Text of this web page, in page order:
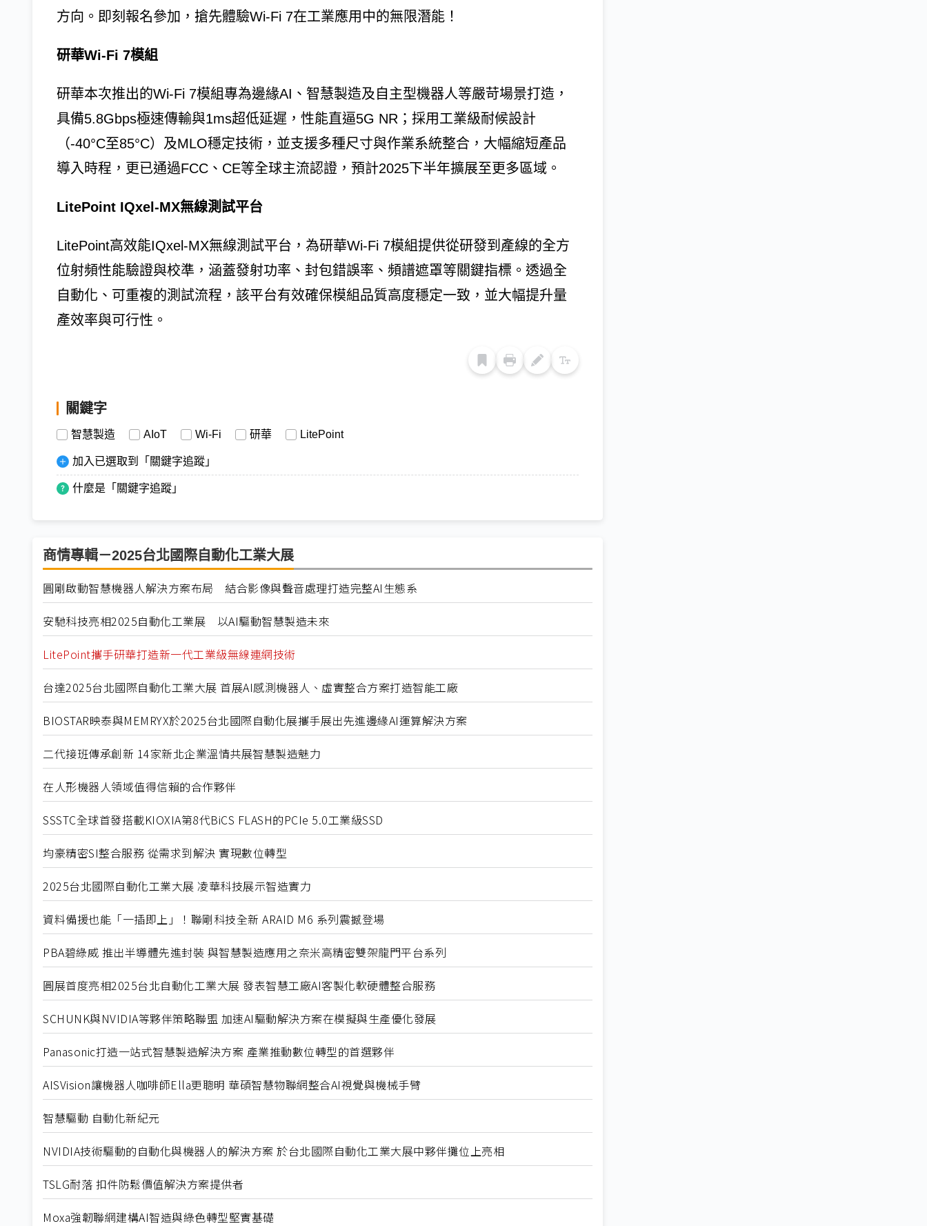
方向。即刻報名參加，搶先體驗Wi-Fi 7在工業應用中的無限潛能！
研華Wi-Fi 7模組
研華本次推出的Wi-Fi 7模組專為邊緣AI、智慧製造及自主型機器人等嚴苛場景打造，
具備5.8Gbps極速傳輸與1ms超低延遲，性能直逼5G NR；採用工業級耐候設計
（-40°C至85°C）及MLO穩定技術，並支援多種尺寸與作業系統整合，大幅縮短產品
導入時程，更已通過FCC、CE等全球主流認證，預計2025下半年擴展至更多區域。
LitePoint IQxel-MX無線測試平台
LitePoint高效能IQxel-MX無線測試平台，為研華Wi-Fi 7模組提供從研發到產線的全方
位射頻性能驗證與校準，涵蓋發射功率、封包錯誤率、頻譜遮罩等關鍵指標。透過全
自動化、可重複的測試流程，該平台有效確保模組品質高度穩定一致，並大幅提升量
產效率與可行性。
關鍵字
智慧製造 AIoT Wi-Fi 研華 LitePoint
加入已選取到「關鍵字追蹤」
什麼是「關鍵字追蹤」
商情專輯－2025台北國際自動化工業大展
圓剛啟動智慧機器人解決方案布局 結合影像與聲音處理打造完整AI生態系
安馳科技亮相2025自動化工業展 以AI驅動智慧製造未來
LitePoint攜手研華打造新一代工業級無線連網技術
台達2025台北國際自動化工業大展 首展AI感測機器人、虛實整合方案打造智能工廠
BIOSTAR映泰與MEMRYX於2025台北國際自動化展攜手展出先進邊緣AI運算解決方案
二代接班傳承創新 14家新北企業溫情共展智慧製造魅力
在人形機器人領域值得信賴的合作夥伴
SSSTC全球首發搭載KIOXIA第8代BiCS FLASH的PCIe 5.0工業級SSD
均豪精密SI整合服務 從需求到解決 實現數位轉型
2025台北國際自動化工業大展 凌華科技展示智造實力
資料備援也能「一插即上」！聯剛科技全新 ARAID M6 系列震撼登場
PBA碧綠威 推出半導體先進封裝 與智慧製造應用之奈米高精密雙架龍門平台系列
圓展首度亮相2025台北自動化工業大展 發表智慧工廠AI客製化軟硬體整合服務
SCHUNK與NVIDIA等夥伴策略聯盟 加速AI驅動解決方案在模擬與生產優化發展
Panasonic打造一站式智慧製造解決方案 產業推動數位轉型的首選夥伴
AISVision讓機器人咖啡師Ella更聰明 華碩智慧物聯網整合AI視覺與機械手臂
智慧驅動 自動化新紀元
NVIDIA技術驅動的自動化與機器人的解決方案 於台北國際自動化工業大展中夥伴攤位上亮相
TSLG耐落 扣件防鬆價值解決方案提供者
Moxa強韌聯網建構AI智造與綠色轉型堅實基礎